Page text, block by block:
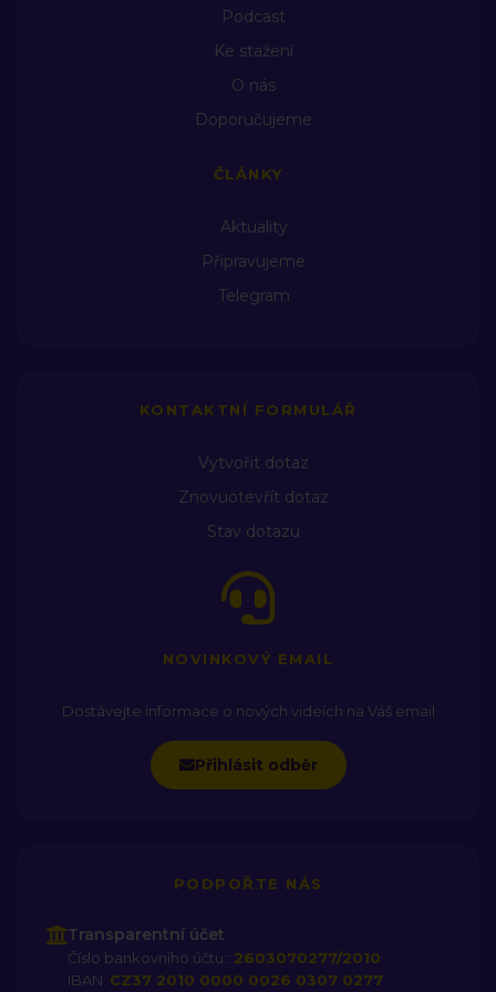
expanze
Podcast
Ke stažení
O nás
Doporučujeme
ČLÁNKY
Aktuality
Připravujeme
Telegram
KONTAKTNÍ FORMULÁŘ
Vytvořit dotaz
Znovuotevřít dotaz
Stav dotazu
NOVINKOVÝ EMAIL
Dostávejte informace o nových videích na Váš email
Přihlásit odběr
PODPOŘTE NÁS
Transparentní účet
Číslo bankovního účtu:: 2603070277/2010
IBAN: CZ37 2010 0000 0026 0307 0277